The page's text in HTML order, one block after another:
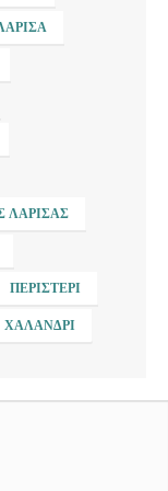
ΛΆΡΙΣΑΣ
ΠΕΡΙΣΤΈΡΙ
ΧΑΛΆΝΔΡΙ